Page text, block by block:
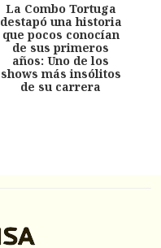
La Combo Tortuga
destapó una historia
que pocos conocían
de sus primeros
años: Uno de los
shows más insólitos
de su carrera